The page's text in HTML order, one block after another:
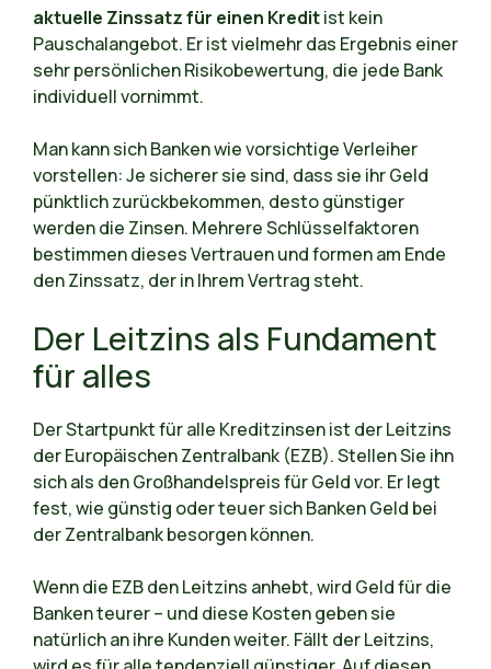
aktuelle Zinssatz für einen Kreditist kein
Pauschalangebot. Er ist vielmehr das Ergebnis einer
sehr persönlichen Risikobewertung, die jede Bank
individuell vornimmt.
Man kann sich Banken wie vorsichtige Verleiher
vorstellen: Je sicherer sie sind, dass sie ihr Geld
pünktlich zurückbekommen, desto günstiger
werden die Zinsen. Mehrere Schlüsselfaktoren
bestimmen dieses Vertrauen und formen am Ende
den Zinssatz, der in Ihrem Vertrag steht.
Der Leitzins als Fundament
für alles
Der Startpunkt für alle Kreditzinsen ist der Leitzins
der Europäischen Zentralbank (EZB). Stellen Sie ihn
sich als den Großhandelspreis für Geld vor. Er legt
fest, wie günstig oder teuer sich Banken Geld bei
der Zentralbank besorgen können.
Wenn die EZB den Leitzins anhebt, wird Geld für die
Banken teurer – und diese Kosten geben sie
natürlich an ihre Kunden weiter. Fällt der Leitzins,